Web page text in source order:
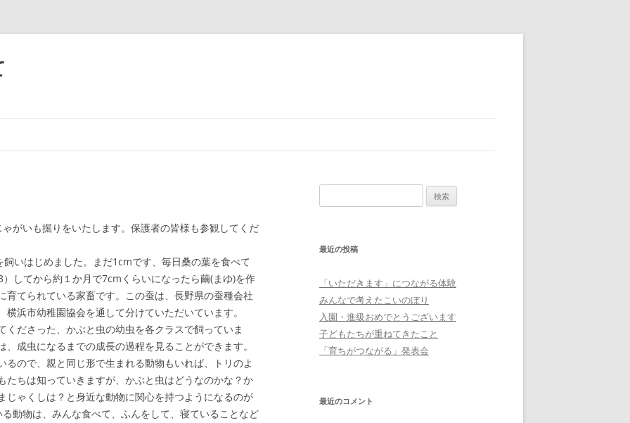
がいも掘りをいたします。保護者の皆様も参観してくだ
いはじめました。まだ1cmです、毎日桑の葉を食べて
してから約１か月で7cmくらいになったら繭(まゆ)を作
育てられている家畜です。この蚕は、長野県の蚕種会社
浜市幼稚園協会を通して分けていただいています。
ださった、かぶと虫の幼虫を各クラスで飼っていま
成虫になるまでの成長の過程を見ることができます。
ので、親と同じ形で生まれる動物もいれば、トリのよ
たちは知っていきますが、かぶと虫はどうなのかな？か
じゃくしは？と身近な動物に関心を持つようになるのが
動物は、みんな食べて、ふんをして、寝ていることなど
索:
最近の投稿
「いただきます」につながる体験
みんなで考えたこいのぼり
入園・進級おめでとうございます
子どもたちが重ねてきたこと
「育ちがつながる」発表会
最近のコメント